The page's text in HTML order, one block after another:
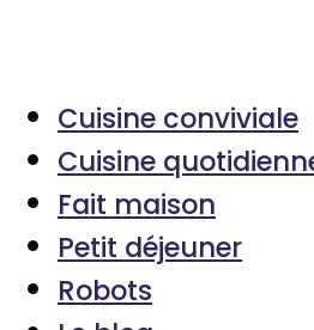
Cuisine conviviale
Cuisine
Fait maison
Petit déjeuner
Robots